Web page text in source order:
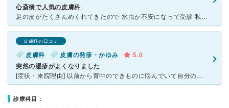
心斎橋で人気の皮膚科
足の皮がたくさんめくれてきたので 水虫か不安になって受診 私が見てもらったのは女医さんで 症状を説明し見てもらったがどうやら水虫ではなさそうとのこと 皮膚の細胞を取って顕微鏡でちゃんと白癬菌が
皮膚科の口コミ
皮膚科 皮膚の発疹・かゆみ
5.0
突然の湿疹がよくなりました
[症状・来院理由] 以前から背中のできものに悩んでいて自分の結婚式を控えていたので知人に教えてもらい、仕事帰りに当院を初めて利用しました。 [医師の診断・治療法] 夏場だったこともあり、背中にに
診療科目：